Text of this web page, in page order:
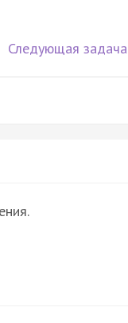
Следующая задача